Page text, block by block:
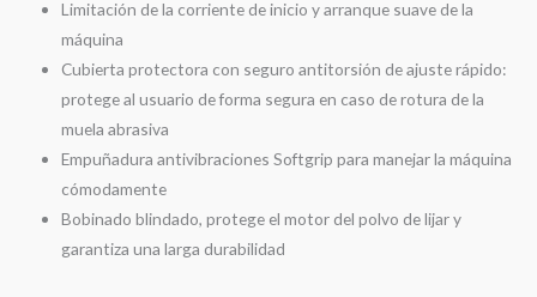
Limitación de la corriente de inicio y arranque suave de la
máquina
Cubierta protectora con seguro antitorsión de ajuste rápido:
protege al usuario de forma segura en caso de rotura de la
muela abrasiva
Empuñadura antivibraciones Softgrip para manejar la máquina
cómodamente
Bobinado blindado, protege el motor del polvo de lijar y
garantiza una larga durabilidad